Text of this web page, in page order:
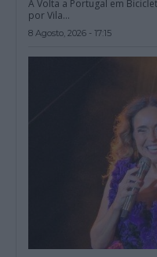
A Volta a Portugal em
por Vila...
8 Agosto, 2026 - 17:15